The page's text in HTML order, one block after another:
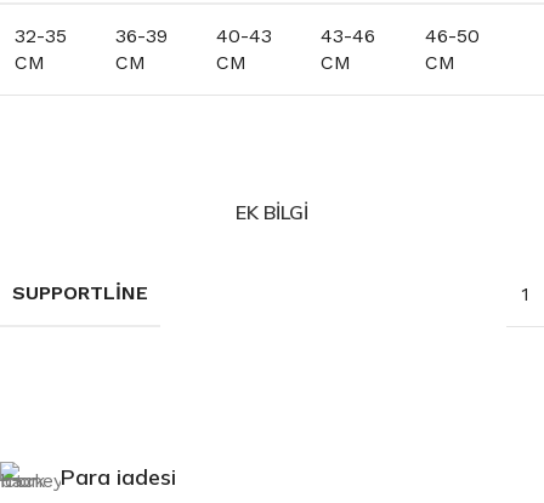
32-35
CM
36-39
CM
40-43
CM
43-46
CM
46-50
CM
EK BILGI
SUPPORTLINE 1
Para iadesi